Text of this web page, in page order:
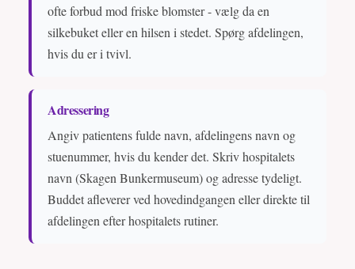
ofte forbud mod friske blomster - vælg da en
silkebuket eller en hilsen i stedet. Spørg afdelingen,
hvis du er i tvivl.
Adressering
Angiv patientens fulde navn, afdelingens navn og
stuenummer, hvis du kender det. Skriv hospitalets
navn (Skagen Bunkermuseum) og adresse tydeligt.
Buddet afleverer ved hovedindgangen eller direkte til
afdelingen efter hospitalets rutiner.